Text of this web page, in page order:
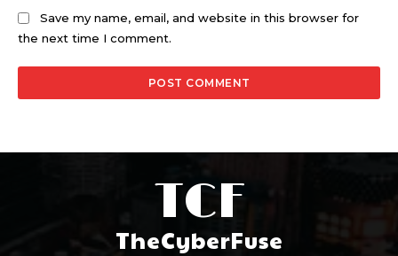
Save my name, email, and website in this browser for
the next time I comment.
TCF
TheCyberFuse